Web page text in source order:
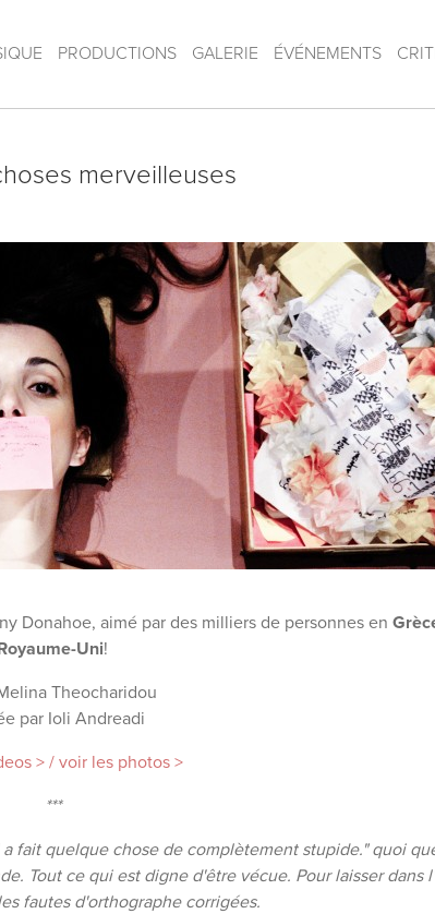
PRODUCTIONS GALERIE ÉVÉNEMENTS
merveilleuses
Donahoe, aimé par des milliers de personnes en
Uni!
Theocharidou
par Ioli Andreadi
> / voir les photos >
***
fait quelque chose de complètement stupide." quoi
Tout ce qui est digne d'être vécue. Pour laisser dans
fautes d'orthographe corrigées.